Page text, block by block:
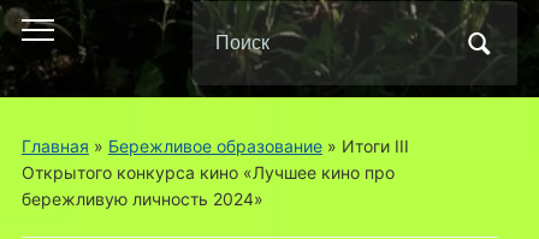
Переключить
мобильное
меню
Поиск
по:
Главная » Бережливое образование» Итоги III
Открытого конкурса кино «Лучшее кино про
бережливую личность 2024»